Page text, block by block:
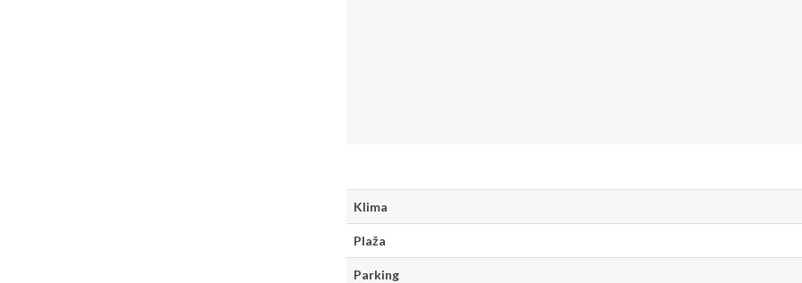
Klima
Plaža
Parking